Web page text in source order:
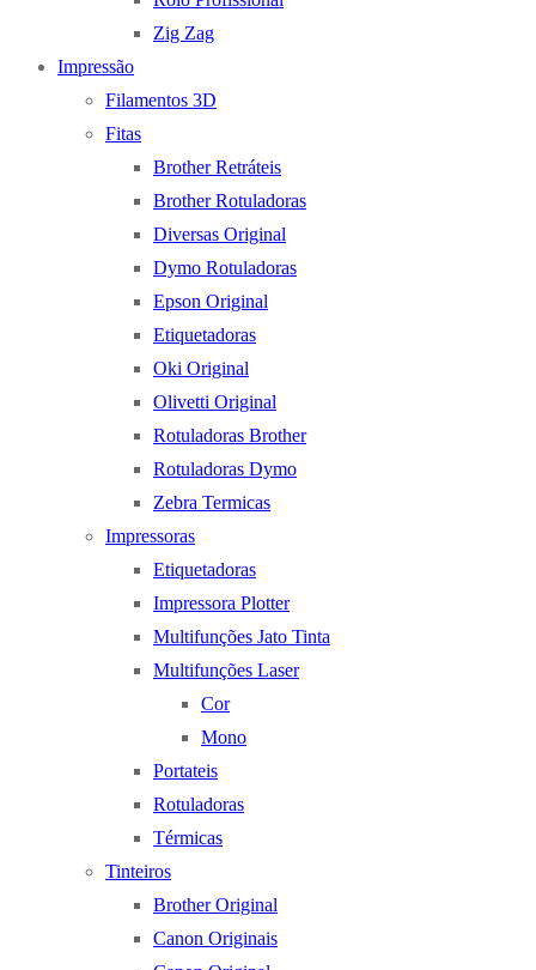
Zig Zag
Impressão
Filamentos 3D
Fitas
Brother Retráteis
Brother Rotuladoras
Diversas Original
Dymo Rotuladoras
Epson Original
Etiquetadoras
Oki Original
Olivetti Original
Rotuladoras Brother
Rotuladoras Dymo
Zebra Termicas
Impressoras
Etiquetadoras
Impressora Plotter
Multifunções Jato Tinta
Multifunções Laser
Cor
Mono
Portateis
Rotuladoras
Térmicas
Tinteiros
Brother Original
Canon Originais